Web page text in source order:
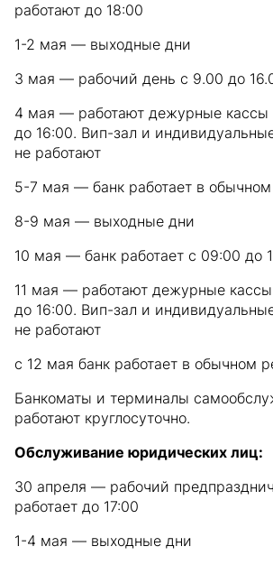
работают до 18:00
1-2 мая — выходные дни
3 мая — рабочий день с 9.00 до
4 мая — работают дежурные кассы
до 16:00. Вип-зал и
не работают
5-7 мая — банк работает в
8-9 мая — выходные дни
10 мая — банк работает с 09:00 до
11 мая — работают дежурные
до 16:00. Вип-зал и
не работают
с 12 мая банк работает в обычном
Банкоматы и терминалы
работают круглосуточно.
Обслуживание юридических лиц:
30 апреля — рабочий
работает до 17:00
1-4 мая — выходные дни